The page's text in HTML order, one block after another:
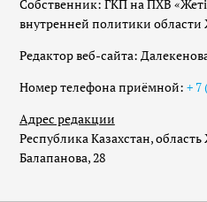
Собственник: ГКП на ПХВ
внутренней политики области
Редактор веб-сайта:
Номер телефона приёмной: + 7
Адрес редакции
Республика Казахстан, область
Балапанова, 28